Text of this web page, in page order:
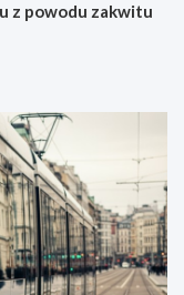
z powodu zakwitu